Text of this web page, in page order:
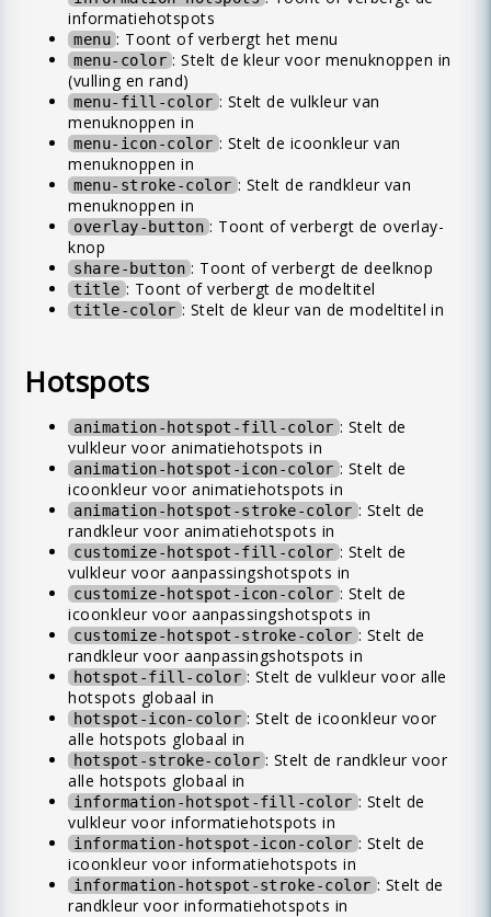
informatiehotspots
menu : Toont of verbergt het menu
menu-color : Stelt de kleur voor menuknoppen in
(vulling en rand)
menu-fill-color : Stelt de vulkleur van
menuknoppen in
menu-icon-color : Stelt de icoonkleur van
menuknoppen in
menu-stroke-color : Stelt de randkleur van
menuknoppen in
overlay-button : Toont of verbergt de overlay-
knop
share-button : Toont of verbergt de deelknop
title : Toont of verbergt de modeltitel
title-color : Stelt de kleur van de modeltitel in
Hotspots
animation-hotspot-fill-color : Stelt de
vulkleur voor animatiehotspots in
animation-hotspot-icon-color : Stelt de
icoonkleur voor animatiehotspots in
animation-hotspot-stroke-color : Stelt de
randkleur voor animatiehotspots in
customize-hotspot-fill-color : Stelt de
vulkleur voor aanpassingshotspots in
customize-hotspot-icon-color : Stelt de
icoonkleur voor aanpassingshotspots in
customize-hotspot-stroke-color : Stelt de
randkleur voor aanpassingshotspots in
hotspot-fill-color : Stelt de vulkleur voor alle
hotspots globaal in
hotspot-icon-color : Stelt de icoonkleur voor
alle hotspots globaal in
hotspot-stroke-color : Stelt de randkleur voor
alle hotspots globaal in
information-hotspot-fill-color : Stelt de
vulkleur voor informatiehotspots in
information-hotspot-icon-color : Stelt de
icoonkleur voor informatiehotspots in
information-hotspot-stroke-color : Stelt de
randkleur voor informatiehotspots in